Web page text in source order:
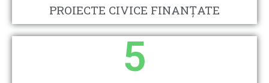
PROIECTE CIVICE FINANȚATE
5